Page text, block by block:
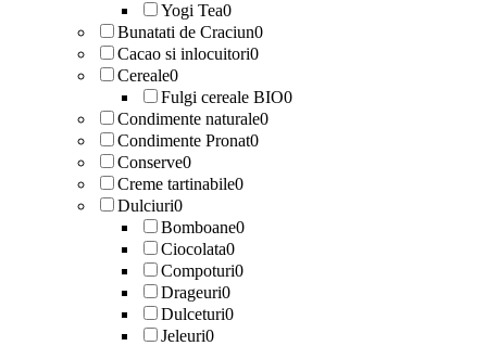
Yogi Tea0
Bunatati de Craciun0
Cacao si inlocuitori0
Cereale0
Fulgi cereale BIO0
Condimente naturale0
Condimente Pronat0
Conserve0
Creme tartinabile0
Dulciuri0
Bomboane0
Ciocolata0
Compoturi0
Drageuri0
Dulceturi0
Jeleuri0